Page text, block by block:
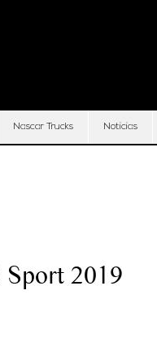
Nascar Trucks Noticias
2019